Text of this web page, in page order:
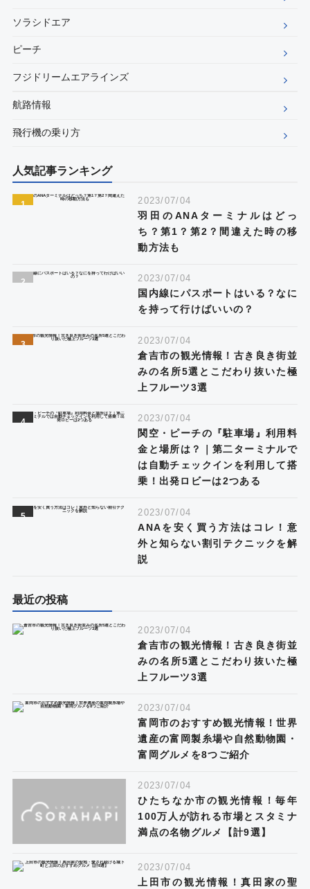
ソラシドエア
ピーチ
フジドリームエアラインズ
航路情報
飛行機の乗り方
人気記事ランキング
2023/07/04
羽田のANAターミナルはどっ
ち？第1？第2？間違えた時の移
動方法も
2023/07/04
国内線にパスポートはいる？なに
を持って行けばいいの？
2023/07/04
倉吉市の観光情報！古き良き街並
みの名所5選とこだわり抜いた極
上フルーツ3選
2023/07/04
関空・ピーチの『駐車場』利用料
金と場所は？｜第二ターミナルで
は自動チェックインを利用して搭
乗！出発ロビーは2つある
2023/07/04
ANAを安く買う方法はコレ！意
外と知らない割引テクニックを解
説
最近の投稿
2023/07/04
倉吉市の観光情報！古き良き街並
みの名所5選とこだわり抜いた極
上フルーツ3選
2023/07/04
富岡市のおすすめ観光情報！世界
遺産の富岡製糸場や自然動物園・
富岡グルメを8つご紹介
2023/07/04
ひたちなか市の観光情報！毎年
100万人が訪れる市場とスタミナ
満点の名物グルメ【計9選】
2023/07/04
上田市の観光情報！真田家の聖